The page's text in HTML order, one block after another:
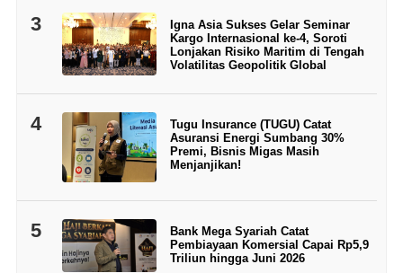
3
Igna Asia Sukses Gelar Seminar
Kargo Internasional ke-4, Soroti
Lonjakan Risiko Maritim di Tengah
Volatilitas Geopolitik Global
4
Tugu Insurance (TUGU) Catat
Asuransi Energi Sumbang 30%
Premi, Bisnis Migas Masih
Menjanjikan!
5
Bank Mega Syariah Catat
Pembiayaan Komersial Capai Rp5,9
Triliun hingga Juni 2026